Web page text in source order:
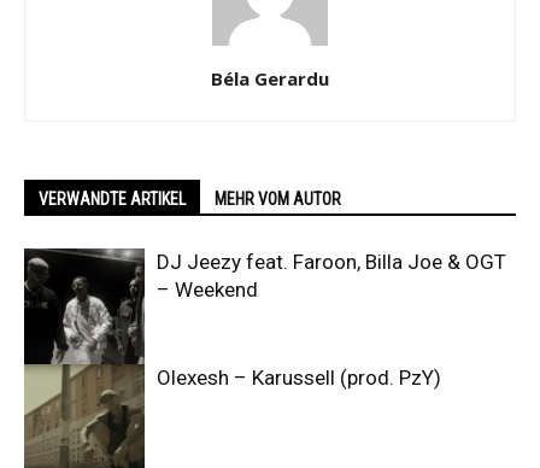
Béla Gerardu
VERWANDTE ARTIKEL MEHR VOM AUTOR
DJ Jeezy feat. Faroon, Billa Joe & OGT
– Weekend
Olexesh – Karussell (prod. PzY)